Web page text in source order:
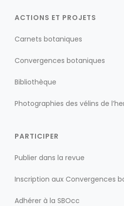
ACTIONS ET PROJETS
Carnets botaniques
Convergences botaniques
Bibliothèque
Photographies des vélins de
PARTICIPER
Publier dans la revue
Inscription aux Convergences
Adhérer à la SBOcc